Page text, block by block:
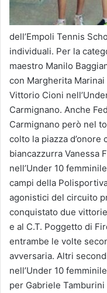
dell’Empoli Tennis
individuali. Per la
maestro Manilo
con Margherita Marinai
Vittorio Cioni
Carmignano. Anche
Carmignano però nel
colto la piazza
biancazzurra Vanessa
nell’Under 10
campi della
agonistici del circuito
conquistato due
e al C.T. Poggetto di
entrambe le volte
avversaria. Altri
nell’Under 10
per Gabriele Tamburini